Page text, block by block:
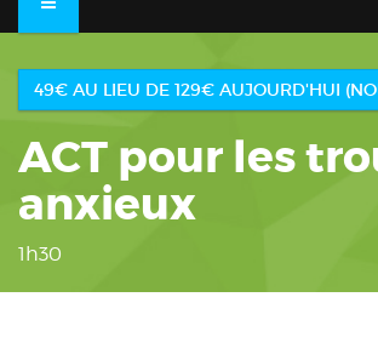
49€ AU LIEU DE 129€ AUJOURD'HUI
ACT pour les
anxieux
1h30